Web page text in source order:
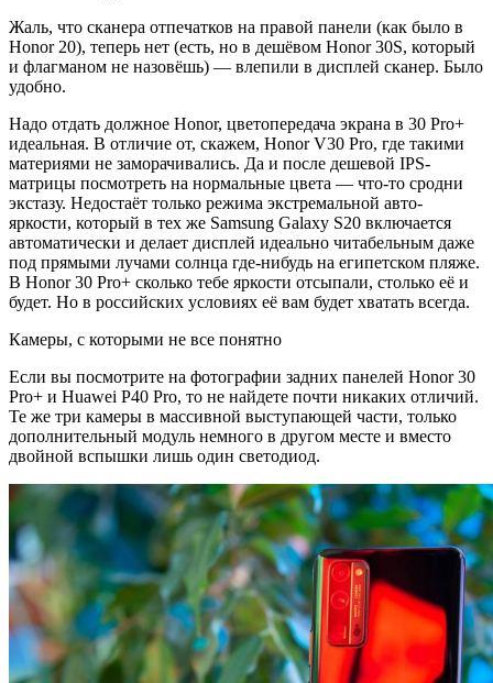
Жаль, что сканера отпечатков на правой панели (как было в
Honor 20), теперь нет (есть, но в дешёвом Honor 30S, который
и флагманом не назовёшь) — влепили в дисплей сканер. Было
удобно.
Надо отдать должное Honor, цветопередача экрана в 30 Pro+
идеальная. В отличие от, скажем, Honor V30 Pro, где такими
материями не заморачивались. Да и после дешевой IPS-
матрицы посмотреть на нормальные цвета — что-то сродни
экстазу. Недостаёт только режима экстремальной авто-
яркости, который в тех же Samsung Galaxy S20 включается
автоматически и делает дисплей идеально читабельным даже
под прямыми лучами солнца где-нибудь на египетском пляже.
В Honor 30 Pro+ сколько тебе яркости отсыпали, столько её и
будет. Но в российских условиях её вам будет хватать всегда.
Камеры, с которыми не все понятно
Если вы посмотрите на фотографии задних панелей Honor 30
Pro+ и Huawei P40 Pro, то не найдете почти никаких отличий.
Те же три камеры в массивной выступающей части, только
дополнительный модуль немного в другом месте и вместо
двойной вспышки лишь один светодиод.